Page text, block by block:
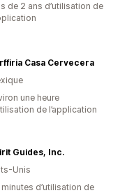
de 2 ans d’utilisation de
Casa Cervecera
une heure
de l’application
Guides, Inc.
Unis
d’utilisation de